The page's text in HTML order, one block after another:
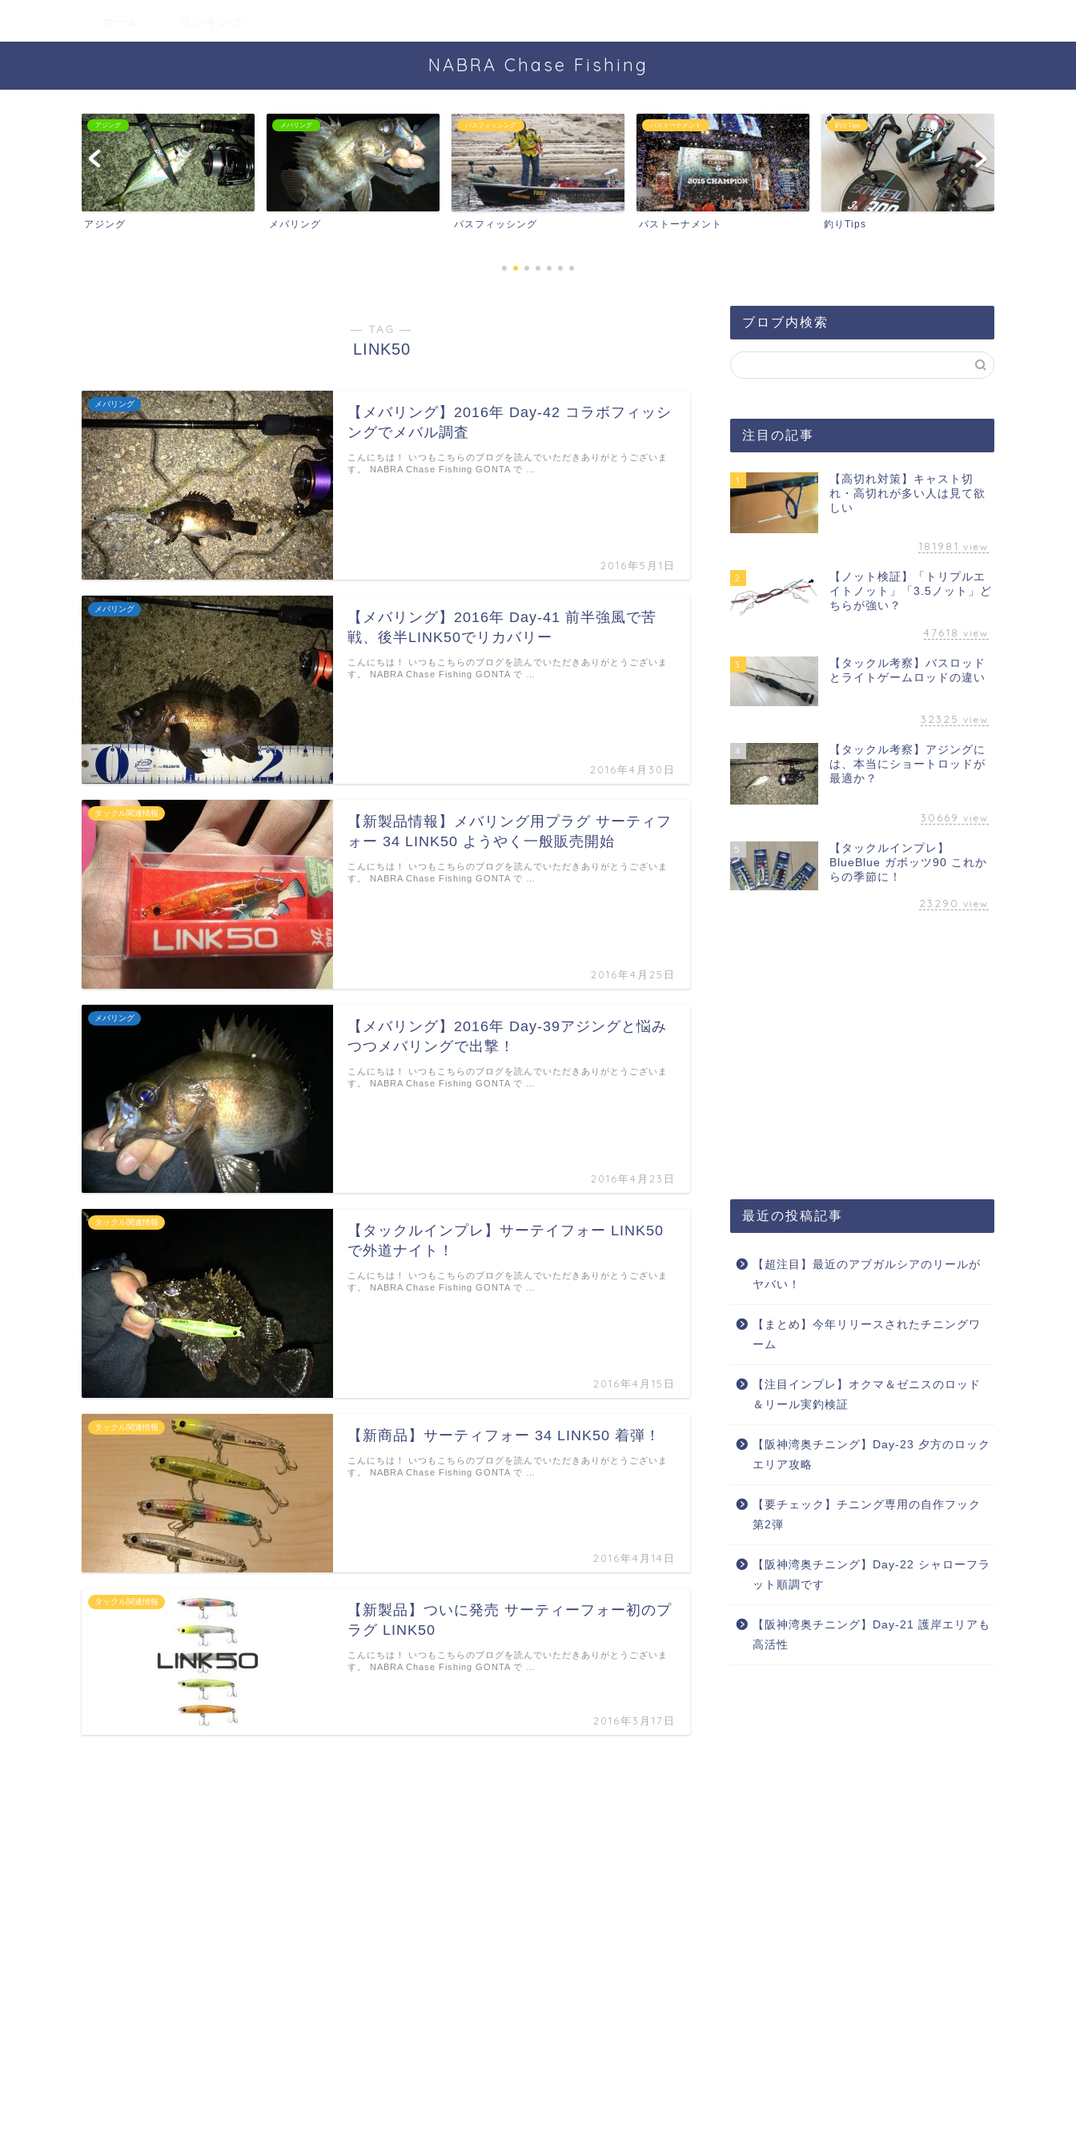
NABRA Chase Fishing
メバリング バスフィッシング バストーナメント
バストーナメント
釣りTips
釣りTips
タックル関連情報
― TAG ―
LINK50
メバリング
【メバリング】2016年 Day-42 コラボフィッシ
ングでメバル調査
2016年5月1日
こんにちは！ いつもこちらのブログを読んでいただきありがとうございま
す。 NABRA Chase Fishing GONTA で …
メバリング
【メバリング】2016年 Day-41 前半強風で苦
戦、後半LINK50でリカバリー
2016年4月30日
こんにちは！ いつもこちらのブログを読んでいただきありがとうございま
す。 NABRA Chase Fishing GONTA で …
タックル関連情報
【新製品情報】メバリング用プラグ サーティフ
ォー 34 LINK50 ようやく一般販売開始
2016年4月25日
こんにちは！ いつもこちらのブログを読んでいただきありがとうございま
す。 NABRA Chase Fishing GONTA で …
メバリング
【メバリング】2016年 Day-39アジングと悩み
つつメバリングで出撃！
2016年4月23日
こんにちは！ いつもこちらのブログを読んでいただきありがとうございま
す。 NABRA Chase Fishing GONTA で …
タックル関連情報
【タックルインプレ】サーテイフォー LINK50
で外道ナイト！
2016年4月15日
こんにちは！ いつもこちらのブログを読んでいただきありがとうございま
す。 NABRA Chase Fishing GONTA で …
タックル関連情報
【新商品】サーティフォー 34 LINK50 着弾！
2016年4月14日
こんにちは！ いつもこちらのブログを読んでいただきありがとうございま
す。 NABRA Chase Fishing GONTA で …
タックル関連情報
【新製品】ついに発売 サーティーフォー初のプ
ラグ LINK50
2016年3月17日
こんにちは！ いつもこちらのブログを読んでいただきありがとうございま
す。 NABRA Chase Fishing GONTA で …
ブロブ内検索
注目の記事
1
【高切れ対策】キャスト切
れ・高切れが多い人は見て欲
しい
181981 view
2
【ノット検証】「トリプルエ
イトノット」「3.5ノット」ど
ちらが強い？
47618 view
3
【タックル考察】バスロッド
とライトゲームロッドの違い
32325 view
4
【タックル考察】アジングに
は、本当にショートロッドが
最適か？
30669 view
5
【タックルインプレ】
BlueBlue ガボッツ90 これか
らの季節に！
23290 view
最近の投稿記事
【超注目】最近のアブガルシアのリールが
ヤバい！
【まとめ】今年リリースされたチニングワ
ーム
【注目インプレ】オクマ＆ゼニスのロッド
＆リール実釣検証
【阪神湾奥チニング】Day-23 夕方のロック
エリア攻略
【要チェック】チニング専用の自作フック
第2弾
【阪神湾奥チニング】Day-22 シャローフラ
ット順調です
【阪神湾奥チニング】Day-21 護岸エリアも
高活性